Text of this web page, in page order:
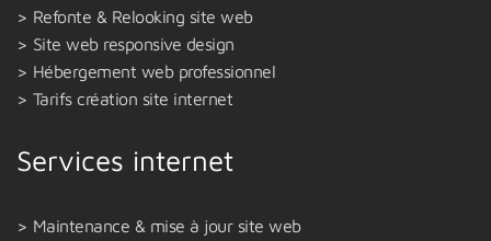
Refonte & Relooking site web
Site web responsive design
Hébergement web professionnel
Tarifs création site internet
Services internet
Maintenance & mise à jour site web